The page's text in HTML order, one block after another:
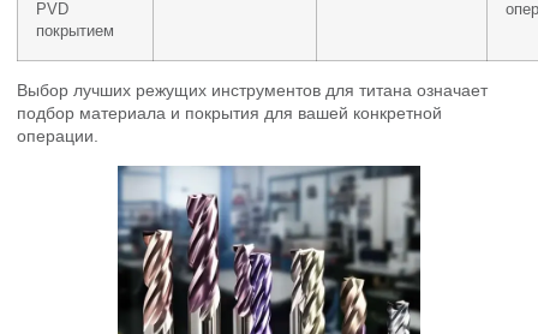
PVD
покрытием
Выбор лучших режущих инструментов для титана означает
подбор материала и покрытия для вашей конкретной
операции.